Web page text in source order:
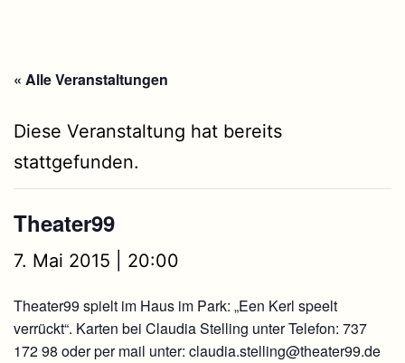
« Alle Veranstaltungen
Diese Veranstaltung hat bereits
stattgefunden.
Theater99
7. Mai 2015 | 20:00
Theater99 spielt im Haus im Park: „Een Kerl speelt
verrückt“. Karten bei Claudia Stelling unter Telefon: 737
172 98 oder per mail unter: claudia.stelling@theater99.de